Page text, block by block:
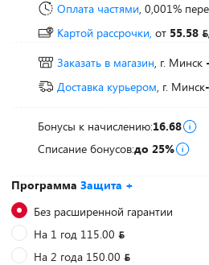
Программа Защита +
Без расширенной гарантии
На 1 год 115.00
На 2 года 150.00
Оплата частями, 0,001%
Картой рассрочки, от 55.58
Заказать в магазин, г. Минск
Доставка курьером, г. Минск
Бонусы к начислению:16.68
Списание бонусов:до 25%